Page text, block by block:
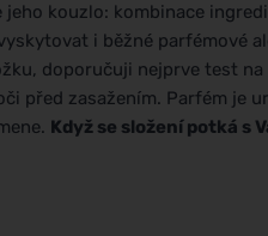
kouzlo: kombinace
i běžné parfémové
doporučuji nejprve test na
před zasažením. Parfém je
Když se složení potká s